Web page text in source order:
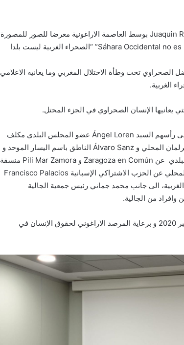
افتتح اليوم في المركز الثقافي خوانكين رونكال Juaquin Roncal بوسط العاصمة الاراغونية معرضا للصور للمصورة
Judith Prat ويحمل عنوان , “Sáhara Occidental no es país para periodistas” “الصحراء الغربية ليست بلدا
تحت وطأة الاحتلال المغربي وما يعانيه الاعلامي
الغربية.
يعانيها الإنسان الصحراوي في الجزء المحتل.
وحضر حفل الافتتاح مسؤولون من بلدية سرقسطة وعلى رأسهم السيد Ángel Loren عضو المجلس البلدي مكلف
بالشؤون الاجتماعية والاسرة، Elena García عضو البرلمان المحلي و Álvaro Sanz الناطق باسم اليسار الموحد و
عضو البرلمان المحلي، Luisa Broto عضو المجلس البلدي عن Zaragoza en Común و Pili Mar Zamora منسقة
مبادرة السلام للشعب الصحراوي في برلمان اراغون المحلي عن الحزب الاشتراكي الإسبانية Francisco Palacios
الى جانب محمد جماني رئيس جمعية الجالية
وافراد من الجالية.
ويستمر المعرض من اليوم 20 أكتوبر الى غاية 11 نوفمبر 2020 و برعاية المرصد الاراغوني لحقوق الإنسان في